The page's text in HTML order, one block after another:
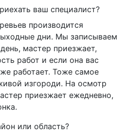
ваш специалист?
производится
дни. Мы записываем
мастер приезжает,
работ и если она вас
работает. Тоже самое
изгороди. На осмотр
приезжает ежедневно,
или область?